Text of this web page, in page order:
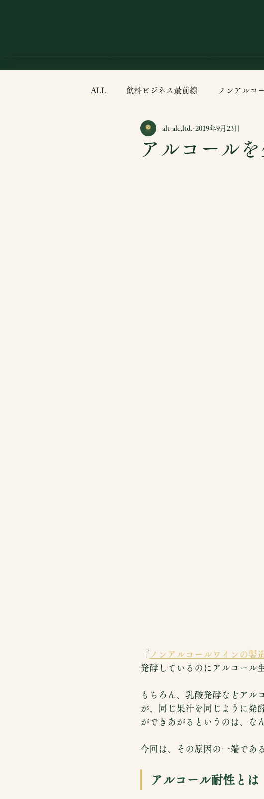
ALL 飲料ビジネス最前線 ノンアルコ
食の科学 カクテル最前線
アルコール
alt-alc,ltd. 2019年9月23日
ノンアルコールワインの製
発酵しているのにアルコール
もちろん、乳酸発酵などアル
が、同じ果汁を同じように発
ができあがるというのは、な
今回は、その原因の一端であ
アルコール耐性とは